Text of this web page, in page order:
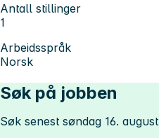
Antall stillinger
1
Arbeidsspråk
Norsk
Søk på jobben
Søk senest søndag 16. august